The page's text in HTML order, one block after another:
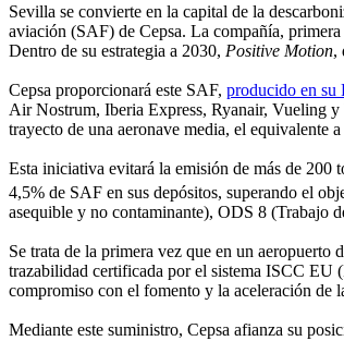
Sevilla se convierte en la capital de la
aviación (SAF) de Cepsa. La compañía,
Dentro de su estrategia a 2030, Positive Motion,
Cepsa proporcionará este SAF, producido en su
Air Nostrum, Iberia Express, Ryanair, Vueling
trayecto de una aeronave media, el equivalente
Esta iniciativa evitará la emisión de más de 200
4,5% de SAF en sus depósitos, superando el
asequible y no contaminante), ODS 8 (Trabajo
Se trata de la primera vez que en un aeropuerto
trazabilidad certificada por el sistema ISCC EU
compromiso con el fomento y la aceleración de
Mediante este suministro, Cepsa afianza su